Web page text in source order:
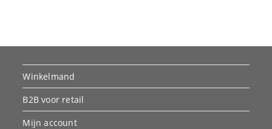
Winkelmand
B2B voor retail
Mijn account